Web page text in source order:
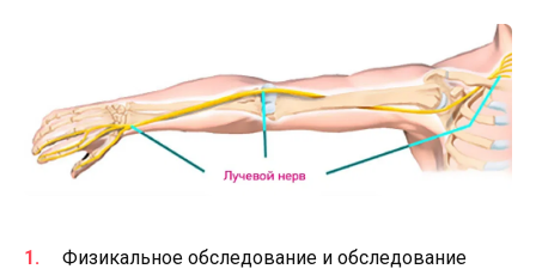
Физикальное обследование и обследование